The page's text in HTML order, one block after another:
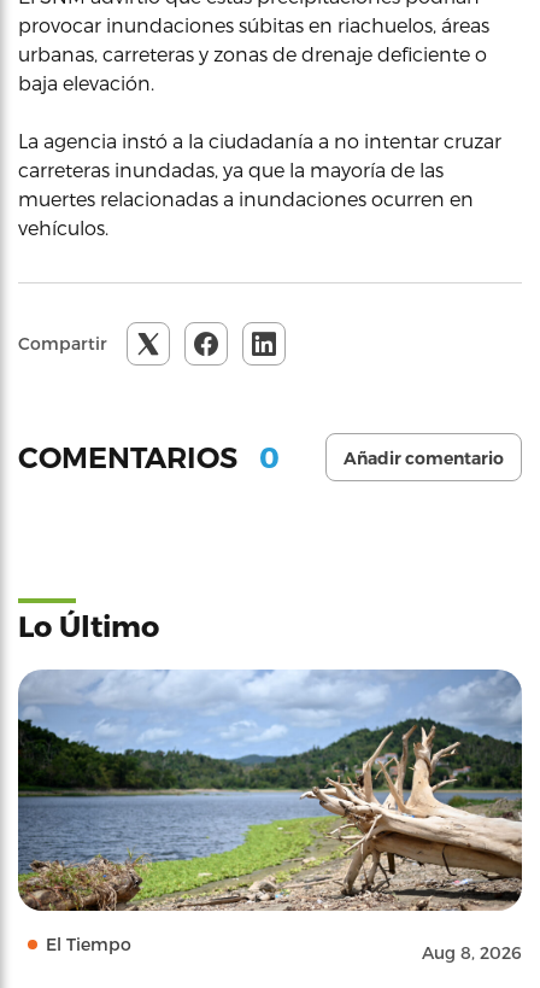
provocar inundaciones súbitas en riachuelos, áreas
urbanas, carreteras y zonas de drenaje deficiente o
baja elevación.
La agencia instó a la ciudadanía a no intentar cruzar
carreteras inundadas, ya que la mayoría de las
muertes relacionadas a inundaciones ocurren en
vehículos.
Compartir
COMENTARIOS 0 Añadir comentario
Lo Último
El Tiempo Aug 8, 2026